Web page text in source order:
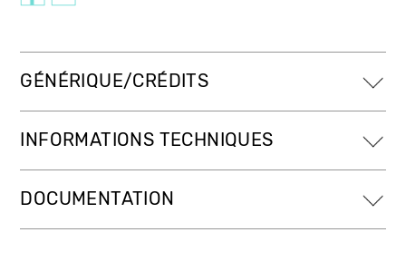
GÉNÉRIQUE/CRÉDITS
INFORMATIONS TECHNIQUES
DOCUMENTATION